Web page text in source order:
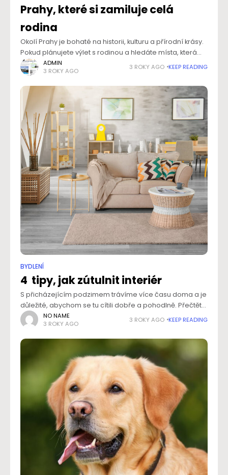
Prahy, které si zamiluje celá
rodina
Okolí Prahy je bohaté na historii, kulturu a přírodní krásy.
Pokud plánujete výlet s rodinou a hledáte místa, která
vás nadchnou, máte na výběr z mnoha úchvatných
památek. Zde je
ADMIN
3 ROKY AGO
3 ROKY AGO KEEP READING
BYDLENÍ
4 tipy, jak zútulnit interiér
S přicházejícím podzimem trávíme více času doma a je
důležité, abychom se tu cítili dobře a pohodlně. Přečtěte
si čtyři tipy, jak vytvořit útulný domov, do kterého se
budete rádi vracet.
NO NAME
3 ROKY AGO
3 ROKY AGO KEEP READING